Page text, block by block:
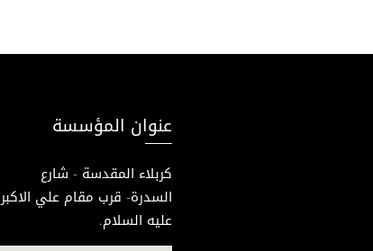
عنوان المؤسسة
كربلاء المقدسة - شارع
السدرة- قرب مقام علي الاكبر
عليه السلام.